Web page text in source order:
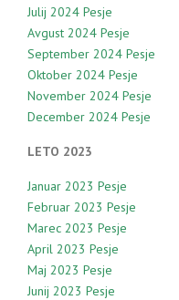
Julij 2024 Pesje
Avgust 2024 Pesje
September 2024 Pesje
Oktober 2024 Pesje
November 2024 Pesje
December 2024 Pesje
LETO 2023
Januar 2023 Pesje
Februar 2023 Pesje
Marec 2023 Pesje
April 2023 Pesje
Maj 2023 Pesje
Junij 2023 Pesje